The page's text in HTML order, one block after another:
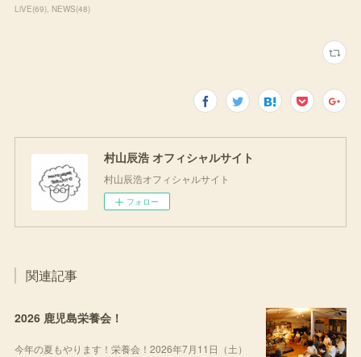
LiVE(69) NEWS(48)
村山辰浩 オフィシャルサイト
村山辰浩オフィシャルサイト
フォロー
関連記事
2026 鹿児島栄養会！
今年の夏もやります！栄養会！2026年7月11日（土）